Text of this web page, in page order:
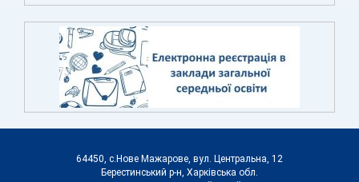
64450, с.Нове Мажарове, вул. Центральна, 12
Берестинський р-н, Харківська обл.